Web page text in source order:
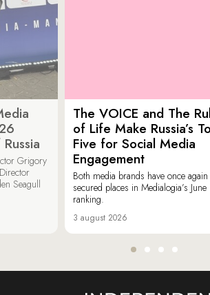
Grigory
Seagull
The VOICE and The
of Life Make Russia’s
Five for Social Media
Engagement
Both media brands have once again
secured places in Medialogia’s June
ranking.
3 august 2026